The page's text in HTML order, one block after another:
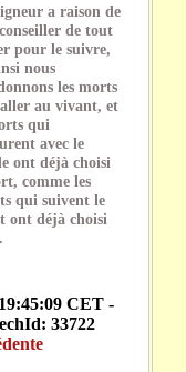
a raison de
de tout
pour le suivre,
nous
les morts
au vivant, et
qui
avec le
ont déjà choisi
comme les
qui suivent le
ont déjà choisi
CET -
33722